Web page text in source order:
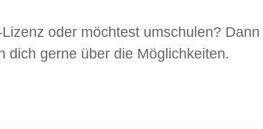
oder möchtest umschulen? Dann
dich gerne über die Möglichkeiten.